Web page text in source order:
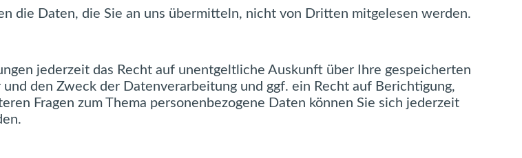
die Daten, die Sie an uns übermitteln, nicht von Dritten mitgelesen werden.
jederzeit das Recht auf unentgeltliche Auskunft über Ihre gespeicherten
den Zweck der Datenverarbeitung und ggf. ein Recht auf Berichtigung,
Fragen zum Thema personenbezogene Daten können Sie sich jederzeit